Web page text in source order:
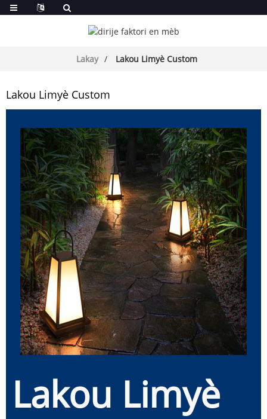
Lakay Lakou Limyè Custom
Lakou Limyè Custom
Lakou Limyè